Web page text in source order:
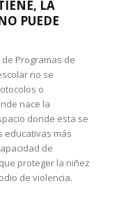
LA
PUEDE
Programas de
no se
o
nace la
donde esta se
educativas más
de
proteger la niñez
de violencia.